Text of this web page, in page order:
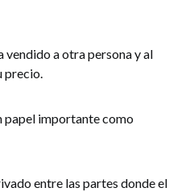
vendido a otra persona y al
precio.
papel importante como
entre las partes donde el